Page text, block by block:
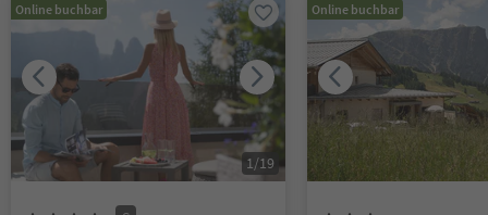
Online buchbar
1/19
Online buchbar